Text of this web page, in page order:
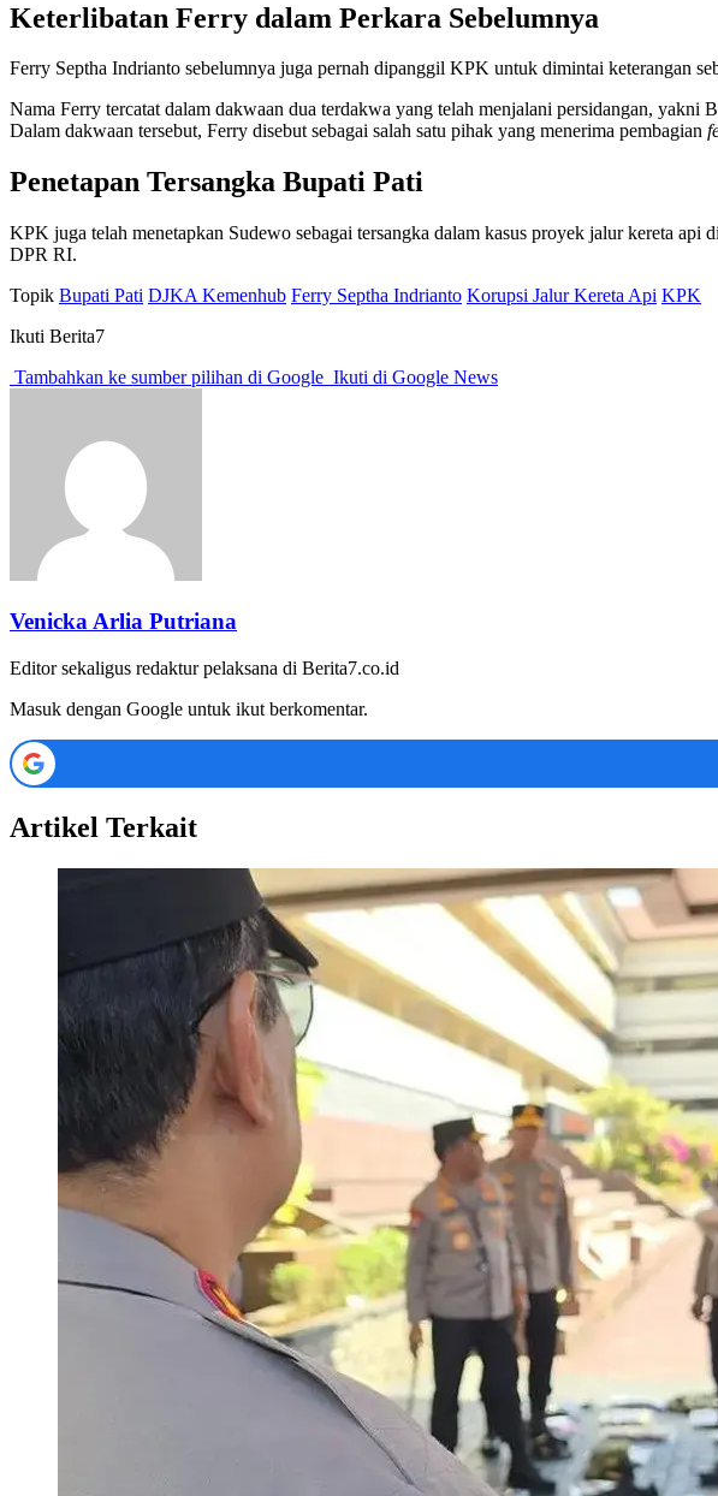
Keterlibatan Ferry dalam Perkara Sebelumnya
Ferry Septha Indrianto sebelumnya juga pernah dipanggil KPK untuk dimintai keterangan
Nama Ferry tercatat dalam dakwaan dua terdakwa yang telah menjalani persidangan,
Dalam dakwaan tersebut, Ferry disebut sebagai salah satu pihak yang menerima pembagian
Penetapan Tersangka Bupati Pati
KPK juga telah menetapkan Sudewo sebagai tersangka dalam kasus proyek jalur kereta
DPR RI.
Topik Bupati Pati DJKA Kemenhub Ferry Septha Indrianto Korupsi Jalur Kereta Api KPK
Ikuti Berita7
Tambahkan ke sumber pilihan di Google Ikuti di Google News
Venicka Arlia Putriana
Editor sekaligus redaktur pelaksana di Berita7.co.id
Masuk dengan Google untuk ikut berkomentar.
Artikel Terkait